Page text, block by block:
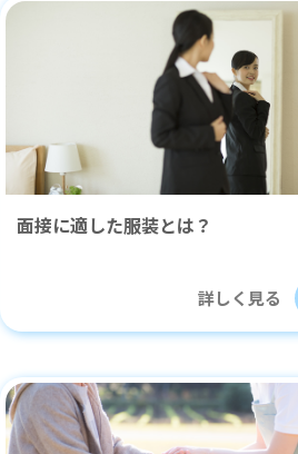
面接に適した服装とは？
詳しく見る